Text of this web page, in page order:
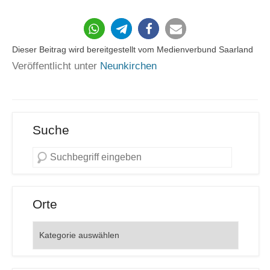
20
Dieser Beitrag wird bereitgestellt vom Medienverbund Saarland
Veröffentlicht unter Neunkirchen
Suche
Orte